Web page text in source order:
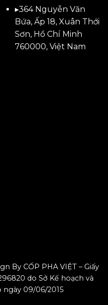
▸364 Nguyễn Văn
Bứa, Ấp 18, Xuân Thới
Sơn, Hồ Chí Minh
760000, Việt Nam
By CỐP PHA VIỆT – Giấy
do Sở Kế hoạch và
ngày 09/06/2015